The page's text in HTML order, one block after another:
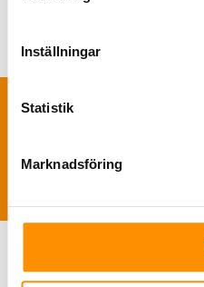
Inställningar
Statistik
Marknadsföring